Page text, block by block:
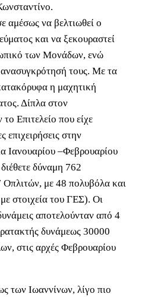
αμέσως να βελτιωθεί ο
και να ξεκουραστεί
των Μονάδων, ενώ
τους. Με τα
η μαχητική
Δίπλα στον
Επιτελείο που είχε
επιχειρήσεις στην
Ιανουαρίου –Φεβρουαρίου
δύναμη 762
με 48 πολυβόλα και
στοιχεία του ΓΕΣ). Οι
αποτελούνταν από 4
δυνάμεως 30000
στις αρχές Φεβρουαρίου
των Ιωαννίνων, λίγο πιο